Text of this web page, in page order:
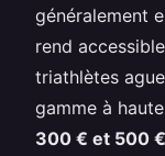
généralement
rend
triathlètes
gamme à
300 € et 500 €